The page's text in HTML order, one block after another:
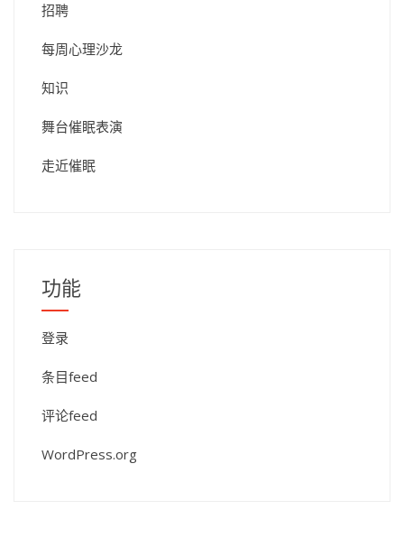
招聘
每周心理沙龙
知识
舞台催眠表演
走近催眠
功能
登录
条目feed
评论feed
WordPress.org